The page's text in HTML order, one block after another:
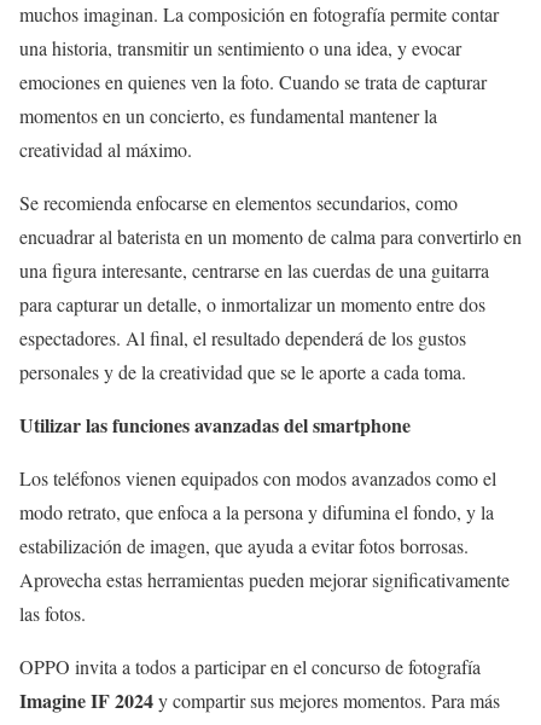
muchos imaginan. La composición en fotografía permite contar
una historia, transmitir un sentimiento o una idea, y evocar
emociones en quienes ven la foto. Cuando se trata de capturar
momentos en un concierto, es fundamental mantener la
creatividad al máximo.
Se recomienda enfocarse en elementos secundarios, como
encuadrar al baterista en un momento de calma para convertirlo en
una figura interesante, centrarse en las cuerdas de una guitarra
para capturar un detalle, o inmortalizar un momento entre dos
espectadores. Al final, el resultado dependerá de los gustos
personales y de la creatividad que se le aporte a cada toma.
Utilizar las funciones avanzadas del smartphone
Los teléfonos vienen equipados con modos avanzados como el
modo retrato, que enfoca a la persona y difumina el fondo, y la
estabilización de imagen, que ayuda a evitar fotos borrosas.
Aprovecha estas herramientas pueden mejorar significativamente
las fotos.
OPPO invita a todos a participar en el concurso de fotografía
Imagine IF 2024y compartir sus mejores momentos. Para más